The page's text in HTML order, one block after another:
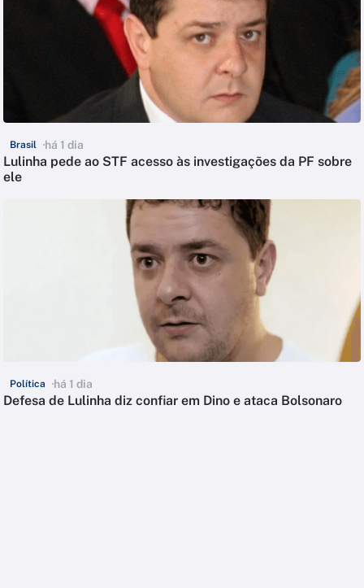
Brasil há 1 dia
Lulinha pede ao STF acesso às investigações da PF sobre
ele
Política há 1 dia
Defesa de Lulinha diz confiar em Dino e ataca Bolsonaro